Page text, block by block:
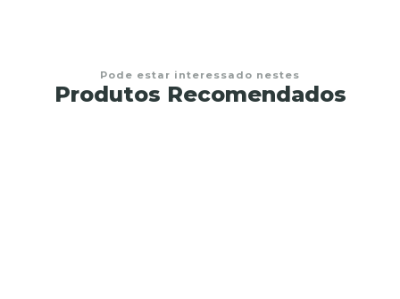
Pode estar interessado nestes
Produtos Recomendados